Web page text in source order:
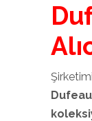
Dufeau